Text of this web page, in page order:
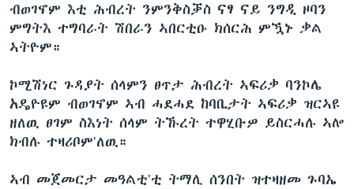
ብወገኖም እቲ ሕብረት ንምንቅስቓስ ናፃ ናይ ንግዲ ዞባን
ምግትእ ተግባራት ሽበራን ኣበርቲዑ ክሰርሕ ምዃኑ ቃል
ኣትዮም።
ኮሚሽነር ጉዳያት ሰላምን ፀጥታ ሕብረት ኣፍሪቃ ባንኮሌ
አዴዮዩም ብወገኖም ኣብ ሓደሓደ ከባቢታት ኣፍሪቃ ዝርኣዩ
ዘለዉ ፀገም ስእነት ሰላም ትኹረት ተዋሂቡዎ ይስርሓሉ ኣሎ
ክብሉ ተዛሪቦም’ለዉ።
ኣብ መጀመርታ መዓልቲ’ቲ ትማሊ ሰንበት ዝተዛዘመ ጉባኤ